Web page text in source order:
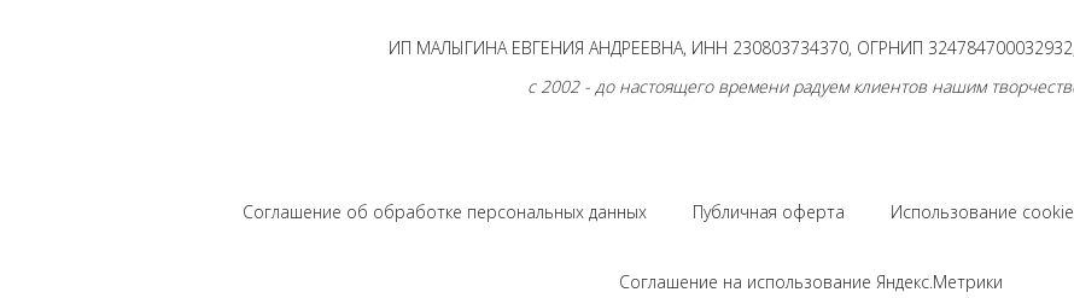
ИП МАЛЫГИНА ЕВГЕНИЯ АНДРЕЕВНА, ИНН 230803734370, ОГРНИП 324784700032932,
с 2002 - до настоящего времени радуем клиентов нашим
Соглашение об обработке персональных данных Публичная оферта Использование
Соглашение на использование Яндекс.Метрики